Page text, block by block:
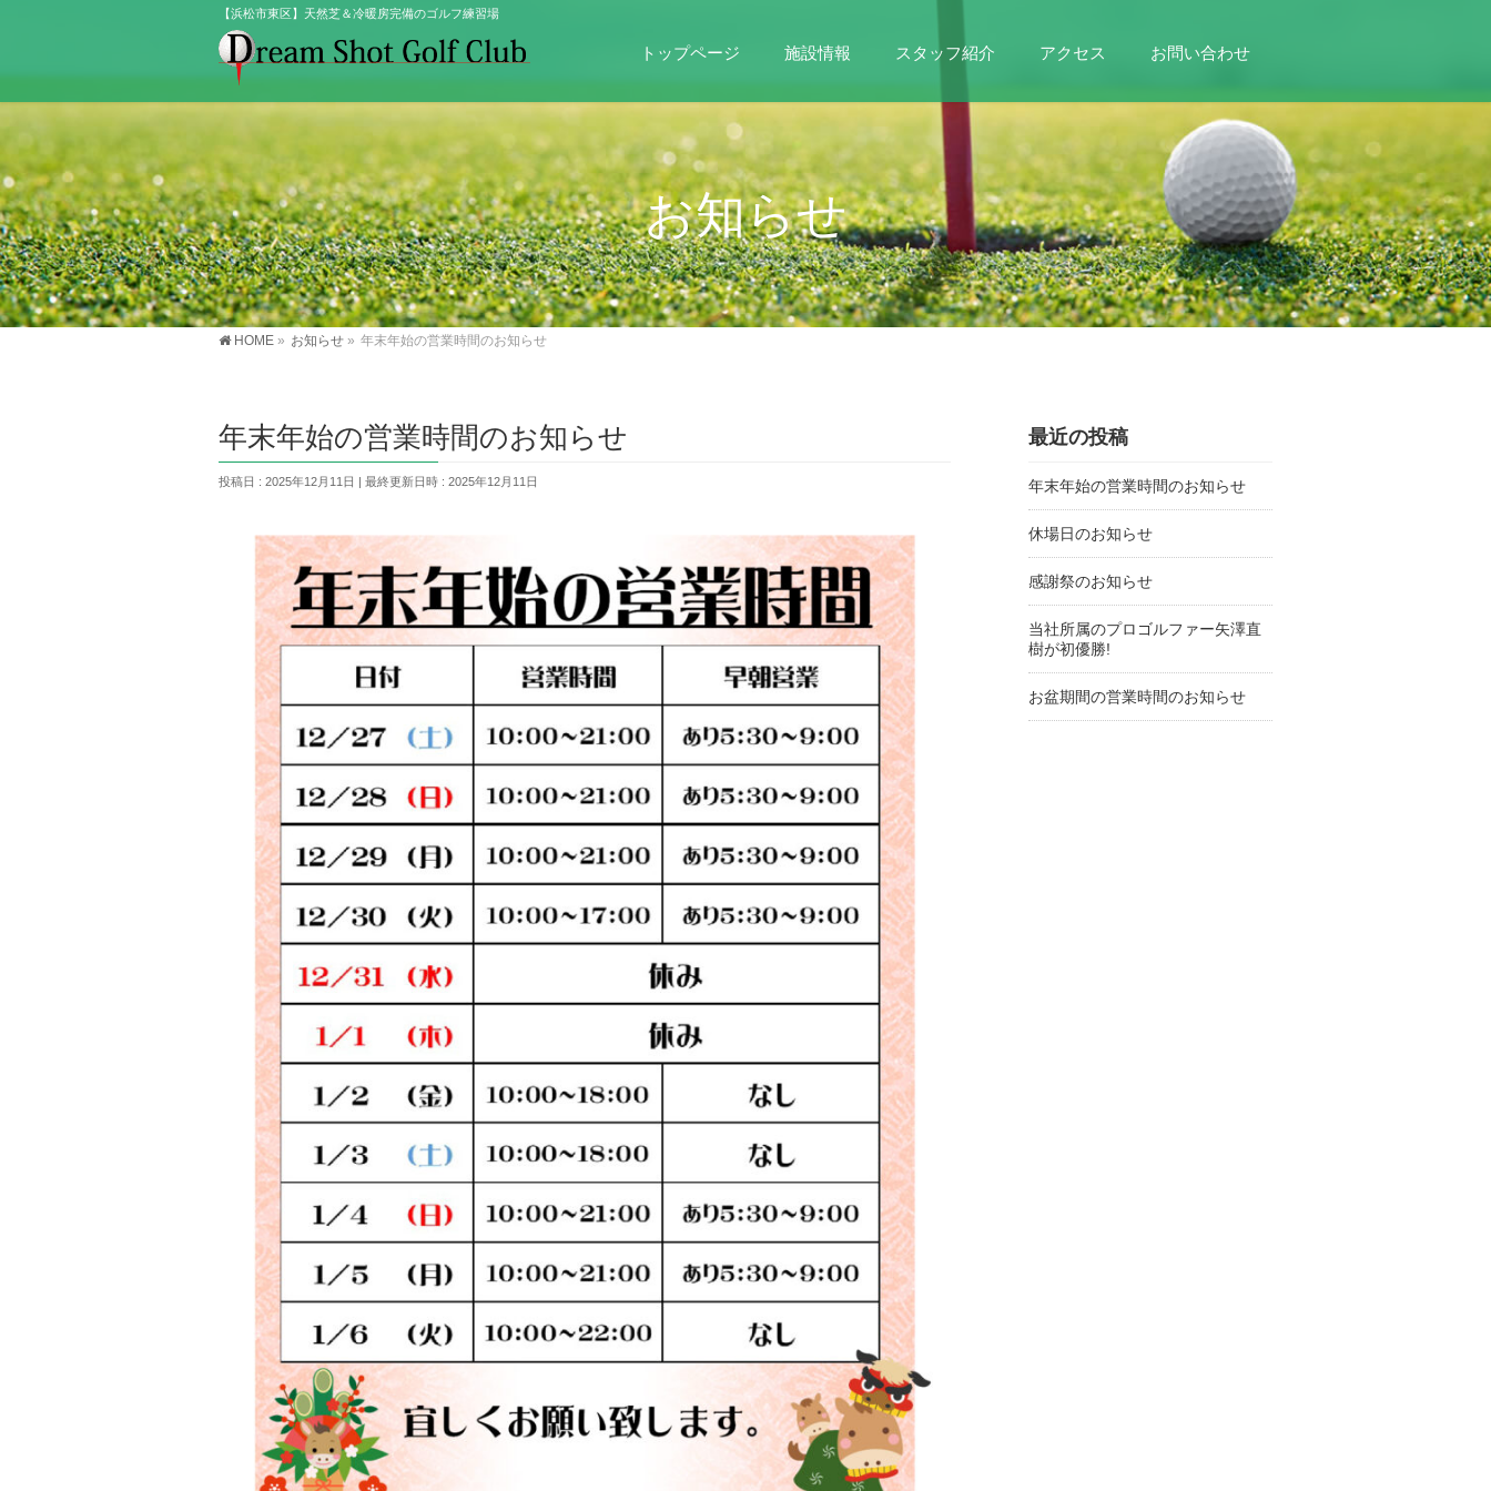
【浜松市東区】天然芝＆冷暖房完備のゴルフ練習場
トップページ 施設情報 スタッフ紹介 アクセス お問い合わせ
お知らせ
HOME » お知らせ » 年末年始の営業時間のお知らせ
年末年始の営業時間のお知らせ
投稿日 : 2025年12月11日 最終更新日時 : 2025年12月11日
最近の投稿
年末年始の営業時間のお知らせ
休場日のお知らせ
感謝祭のお知らせ
当社所属のプロゴルファー矢澤直
樹が初優勝!
お盆期間の営業時間のお知らせ